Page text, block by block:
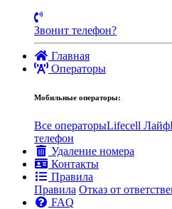
Звонит телефон?
Главная
Операторы
Мобильные операторы:
Все операторыLifecell Лайф
телефон
Удаление номера
Контакты
Правила
Правила Отказ от
FAQ